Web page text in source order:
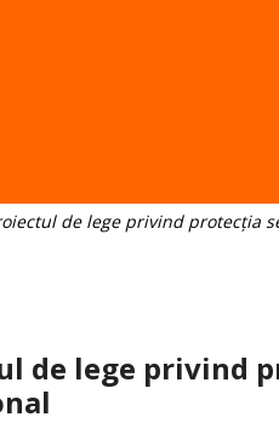
de lege privind protecția
de lege